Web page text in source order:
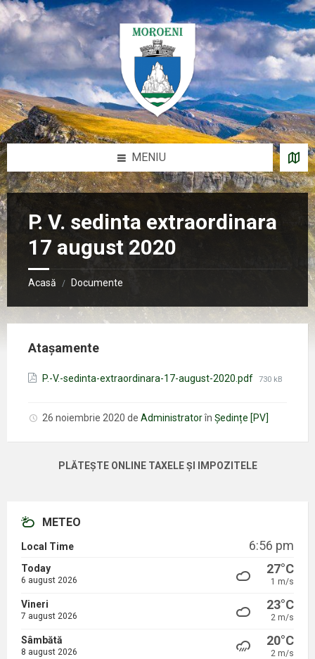
Sari
la
conținut
Salt
la
bara
laterală
stângă
Salt
la
bara
laterală
dreaptă
Salt
la
subsol
MENIU
P. V. sedinta extraordinara
17 august 2020
Acasă / Documente
Atașamente
P.-V.-sedinta-extraordinara-17-august-2020.pdf Mărimea
730 kB
26 noiembrie 2020 de Administratorîn Ședințe [PV]
PLĂTEȘTE ONLINE TAXELE ȘI IMPOZITELE
METEO
Local Time 6:56 pm
Today
6 august 2026
27°C
1 m/s
Vineri
7 august 2026
23°C
2 m/s
Sâmbătă
8 august 2026
20°C
2 m/s